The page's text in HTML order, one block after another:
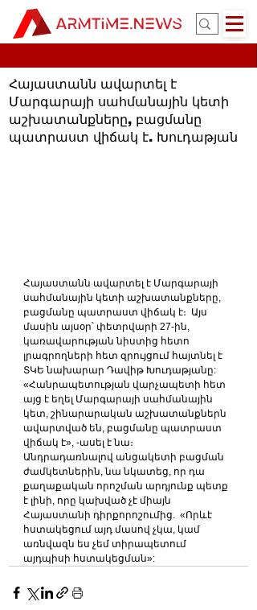
Հայաստանն ավարտել է
Մարգարայի սահմանային կետի
աշխատանքները, բացմանը
պատրաստ վիճակ է. Խուդաթյան
Հայաստանն ավարտել է Մարգարայի
սահմանային կետի աշխատանքները,
բացմանը պատրաստ վիճակ է։  Այս
մասին այսօր՝ փետրվարի 27-ին,
կառավարության նիստից հետո
լրագրողների հետ զրույցում հայտնել է
ՏԿԵ նախարար Դավիթ Խուդաթյանը:
«Հանրապետության վարչապետի հետ
այց է եղել Մարգարայի սահմանային
կետ, շինարարական աշխատանքներն
ավարտված են, բացմանը պատրաստ
վիճակ է», -ասել է նա։
Անդրադառնալով անցակետի բացման
ժամկետներին, նա նկատեց, որ դա
քաղաքական որոշման արդյունք պետք
է լինի, որը կախված չէ միայն
Հայաստանի դիրքորոշումից.  «Որևէ
հստակեցում այդ մասով չկա, կամ
առնվազն ես չեմ տիրապետում
այդպիսի հստակեցման»: